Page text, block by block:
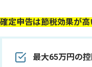
確定申告は節税効果が
最大65万円の